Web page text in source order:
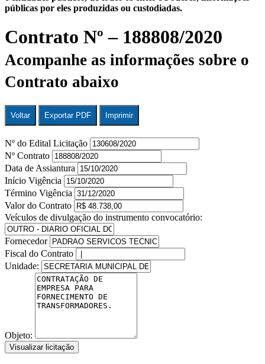
públicas por eles produzidas ou custodiadas.
Contrato Nº – 188808/2020
Acompanhe as informações sobre o
Contrato abaixo
Voltar Exportar PDF Imprimir
Nº do Edital Licitação
Nº Contrato
Data de Assiantura
Início Vigência
Término Vigência
Valor do Contrato
Veículos de divulgação do instrumento convocatório:
Fornecedor
Fiscal do Contrato
Unidade:
Objeto:
Visualizar licitação